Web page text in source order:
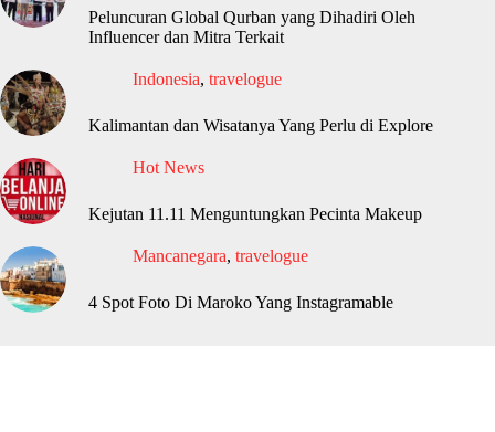
Peluncuran Global Qurban yang Dihadiri Oleh
Influencer dan Mitra Terkait
Indonesia, travelogue
Kalimantan dan Wisatanya Yang Perlu di Explore
Hot News
Kejutan 11.11 Menguntungkan Pecinta Makeup
Mancanegara, travelogue
4 Spot Foto Di Maroko Yang Instagramable